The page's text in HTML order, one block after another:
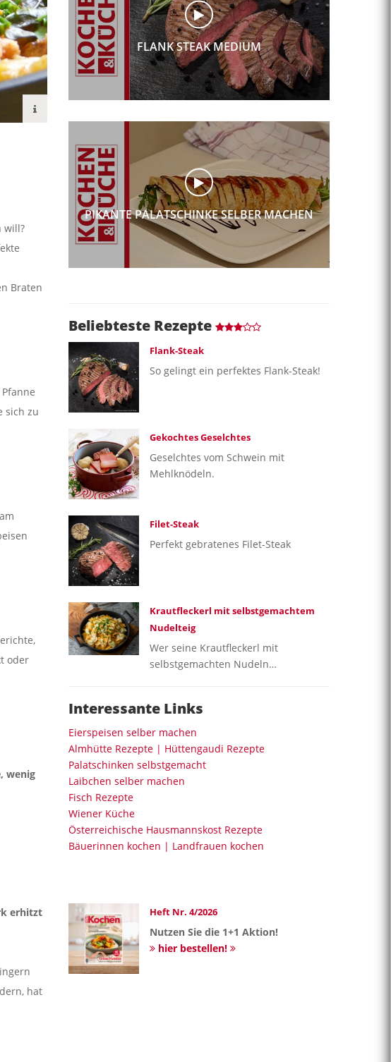
will?
Braten
sich zu
oder
wenig
erhitzt
hat
FLANK STEAK MEDIUM
PIKANTE PALATSCHINKE SELBER MACHEN
Beliebteste Rezepte
Flank-Steak
So gelingt ein perfektes Flank-Steak!
Gekochtes Geselchtes
Geselchtes vom Schwein mit
Mehlknödeln.
Filet-Steak
Perfekt gebratenes Filet-Steak
Krautfleckerl mit selbstgemachtem
Nudelteig
Wer seine Krautfleckerl mit
selbstgemachten Nudeln…
Interessante Links
Eierspeisen selber machen
Almhütte Rezepte | Hüttengaudi Rezepte
Palatschinken selbstgemacht
Laibchen selber machen
Fisch Rezepte
Wiener Küche
Österreichische Hausmannskost Rezepte
Bäuerinnen kochen | Landfrauen kochen
Heft Nr. 4/2026
Nutzen Sie die 1+1 Aktion!
hier bestellen!